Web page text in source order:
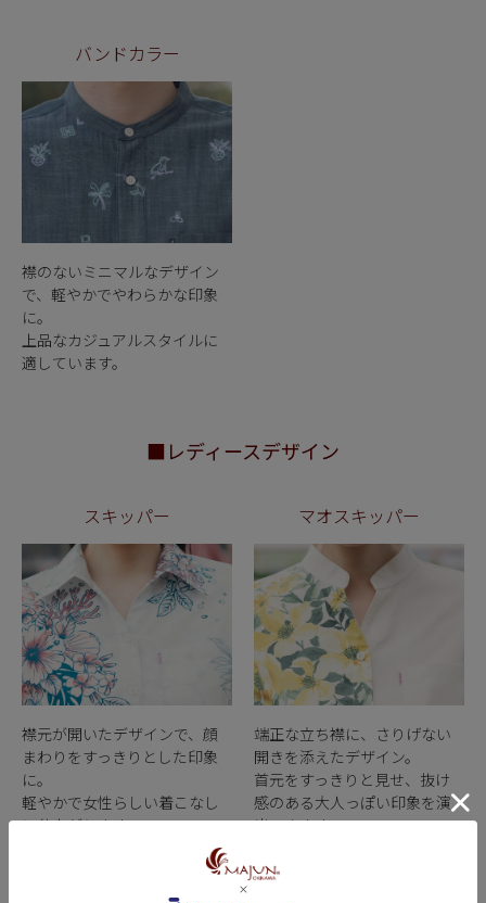
バンドカラー
襟のないミニマルなデザイン
で、軽やかでやわらかな印象
に。
上品なカジュアルスタイルに
適しています。
■レディースデザイン
スキッパー
襟元が開いたデザインで、顔
まわりをすっきりとした印象
に。
軽やかで女性らしい着こなし
に仕上がります。
マオスキッパー
端正な立ち襟に、さりげない
開きを添えたデザイン。
首元をすっきりと見せ、抜け
感のある大人っぽい印象を演
出できます。